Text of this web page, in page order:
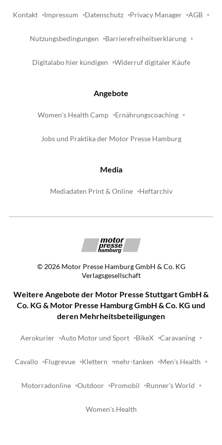
Kontakt Impressum Datenschutz Privacy Manager AGB
Nutzungsbedingungen Barrierefreiheitserklärung
Digitalabo hier kündigen Widerruf digitaler Käufe
Angebote
Women's Health Camp Ernährungscoaching
Jobs und Praktika der Motor Presse Hamburg
Media
Mediadaten Print & Online Heftarchiv
© 2026 Motor Presse Hamburg GmbH & Co. KG
Verlagsgesellschaft
Weitere Angebote der Motor Presse Stuttgart GmbH &
Co. KG & Motor Presse Hamburg GmbH & Co. KG und
deren Mehrheitsbeteiligungen
Aerokurier Auto Motor und Sport BikeX Caravaning
Cavallo Flugrevue Klettern mehr-tanken Men's Health
Motorradonline Outdoor Promobil Runner's World
Women's Health